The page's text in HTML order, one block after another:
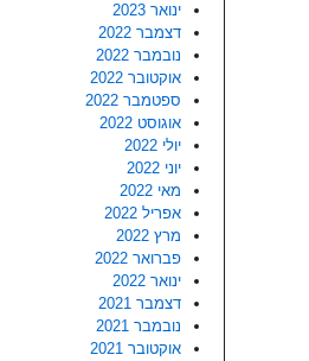
ינואר 2023
דצמבר 2022
נובמבר 2022
אוקטובר 2022
ספטמבר 2022
אוגוסט 2022
יולי 2022
יוני 2022
מאי 2022
אפריל 2022
מרץ 2022
פברואר 2022
ינואר 2022
דצמבר 2021
נובמבר 2021
אוקטובר 2021